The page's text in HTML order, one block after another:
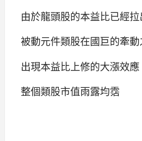
由於龍頭股的本益比已經
被動元件類股在國巨的牽動
出現本益比上修的大漲效應
整個類股市值雨露均霑